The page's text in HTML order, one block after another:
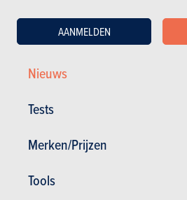
Nieuws
Tests
Merken/Prijzen
Tools
AANMELDEN
"herhaling").
waar blauwe zone geldt, moet je de pijl
moet je de schijf op 14 uur 30 zetten. Om
worden geplaatst. Wanneer er een extra
op voorwaarde dat ze hun